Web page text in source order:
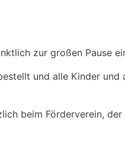
zur großen Pause
und alle Kinder und
beim Förderverein,